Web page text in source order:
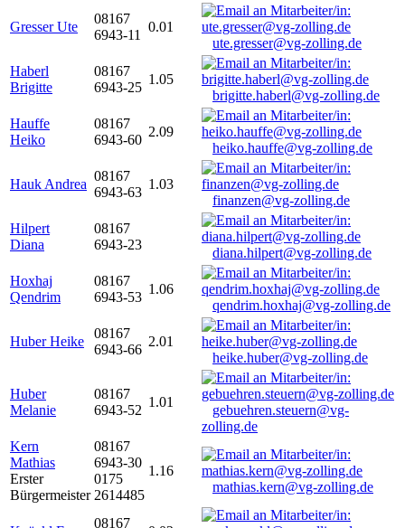
Gresser Ute
08167
6943-11
0.01
ute.gresser@vg-zolling.de
Haberl
Brigitte
08167
6943-25
1.05
brigitte.haberl@vg-zolling.de
Hauffe
Heiko
08167
6943-60
2.09
heiko.hauffe@vg-zolling.de
Hauk Andrea
08167
6943-63
1.03
finanzen@vg-zolling.de
Hilpert
Diana
08167
6943-23
diana.hilpert@vg-zolling.de
Hoxhaj
Qendrim
08167
6943-53
1.06
qendrim.hoxhaj@vg-zolling.de
Huber Heike
08167
6943-66
2.01
heike.huber@vg-zolling.de
Huber
Melanie
08167
6943-52
1.01
gebuehren.steuern@vg-
zolling.de
Kern
Mathias
Erster
Bürgermeister
08167
6943-30
0175
2614485
1.16
mathias.kern@vg-zolling.de
08167